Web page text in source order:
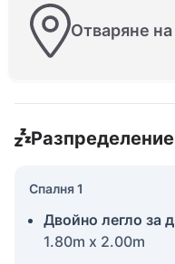
Отваряне на
Спалня 1
Двойно легло за
1.80m x 2.00m